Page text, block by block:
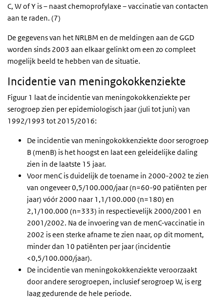
C, W of Y is – naast chemoprofylaxe – vaccinatie van contacten
aan te raden. (7)
De gegevens van het NRLBM en de meldingen aan de GGD
worden sinds 2003 aan elkaar gelinkt om een zo compleet
mogelijk beeld te hebben van de situatie.
Incidentie van meningokokkenziekte
Figuur 1 laat de incidentie van meningokokkenziekte per
serogroep zien per epidemiologisch jaar (juli tot juni) van
1992/1993 tot 2015/2016:
De incidentie van meningokokkenziekte door serogroep
B (menB) is het hoogst en laat een geleidelijke daling
zien in de laatste 15 jaar.
Voor menC is duidelijk de toename in 2000-2002 te zien
van ongeveer 0,5/100.000/jaar (n=60-90 patiënten per
jaar) vóór 2000 naar 1,1/100.000 (n=180) en
2,1/100.000 (n=333) in respectievelijk 2000/2001 en
2001/2002. Na de invoering van de menC-vaccinatie in
2002 is een sterke afname te zien naar, op dit moment,
minder dan 10 patiënten per jaar (incidentie
<0,5/100.000/jaar).
De incidentie van meningokokkenziekte veroorzaakt
door andere serogroepen, inclusief serogroep W, is erg
laag gedurende de hele periode.